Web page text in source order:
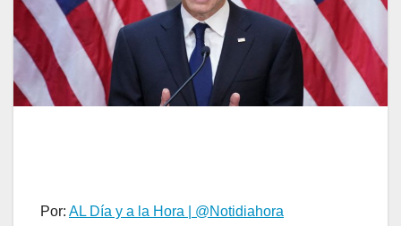
Por: AL Día y a la Hora | @Notidiahora